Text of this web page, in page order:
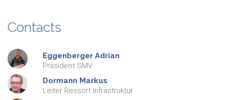
Contacts
Eggenberger Adrian
Präsident SMV
Dormann Markus
Leiter Ressort Infrastruktur